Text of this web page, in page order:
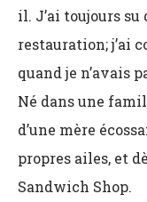
il. J’ai toujours
restauration; j’ai
quand je n’avais
Né dans une
d’une mère
propres ailes, et
Sandwich Shop.